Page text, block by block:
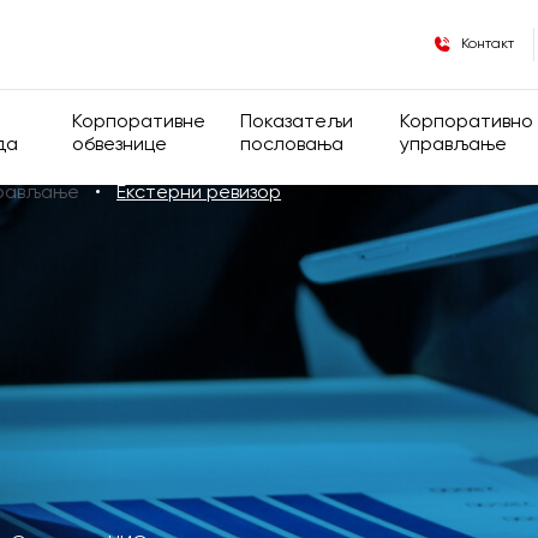
Контакт
структура
Корпоративне
обвезнице
Опште информације
Информације за инсајдере
Показатељи
пословања
Финансијски показатељи
Оперативни показатељи
Корпоративно
управљање
Група
Општа акта
Кодекс
управљања
Екстерни ревизор